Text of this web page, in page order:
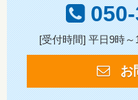
[受付時間] 平日9時
お